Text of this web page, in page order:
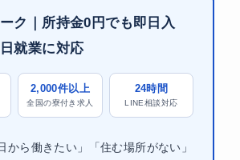
ク｜所持金0円でも即日入
就業に対応
2,000件以上
全国の寮付き求人
24時間
LINE相談対応
から働きたい」「住む場所がない」